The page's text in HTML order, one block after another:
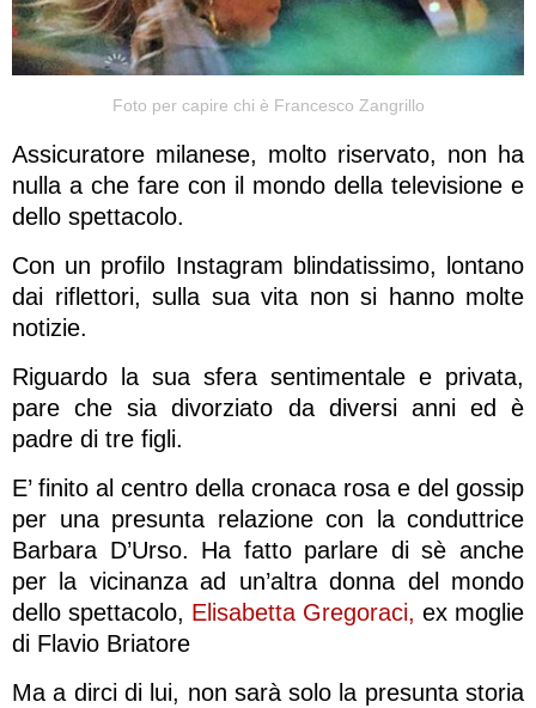
Foto per capire chi è Francesco Zangrillo
Assicuratore milanese, molto riservato, non ha
nulla a che fare con il mondo della televisione e
dello spettacolo.
Con un profilo Instagram blindatissimo, lontano
dai riflettori, sulla sua vita non si hanno molte
notizie.
Riguardo la sua sfera sentimentale e privata,
pare che sia divorziato da diversi anni ed è
padre di tre figli.
E’ finito al centro della cronaca rosa e del gossip
per una presunta relazione con la conduttrice
Barbara D’Urso. Ha fatto parlare di sè anche
per la vicinanza ad un’altra donna del mondo
dello spettacolo, Elisabetta Gregoraci, ex moglie
di Flavio Briatore
Ma a dirci di lui, non sarà solo la presunta storia